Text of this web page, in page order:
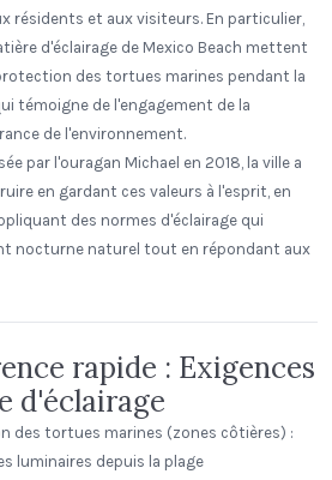
résidents et aux visiteurs. En particulier,
d'éclairage de Mexico Beach mettent
des tortues marines pendant la
témoigne de l'engagement de la
de l'environnement.
par l'ouragan Michael en 2018, la ville a
en gardant ces valeurs à l'esprit, en
des normes d'éclairage qui
nocturne naturel tout en répondant aux
rapide : Exigences
d'éclairage
des tortues marines (zones côtières) :
luminaires depuis la plage